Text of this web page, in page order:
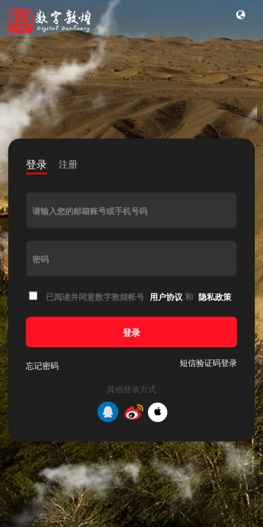
登录 注册
请输入您的邮箱账号或手机号码
密码
已阅读并同意数字敦煌帐号 用户协议 和 隐私政策
登录
忘记密码 短信验证码登录
其他登录方式